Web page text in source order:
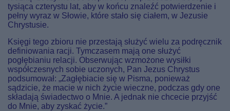
tysiąca czterystu lat, aby w końcu znaleźć potwierdzenie i
pełny wyraz w Słowie, które stało się ciałem, w Jezusie
Chrystusie.
Księgi tego zbioru nie przestają służyć wielu za podręcznik
definiowania racji. Tymczasem mają one służyć
pogłębianiu relacji. Obserwując wzmożone wysiłki
współczesnych sobie uczonych, Pan Jezus Chrystus
podsumował: „Zagłębiacie się w Pisma, ponieważ
sądzicie, że macie w nich życie wieczne, podczas gdy one
składają świadectwo o Mnie. A jednak nie chcecie przyjść
do Mnie, aby zyskać życie.”